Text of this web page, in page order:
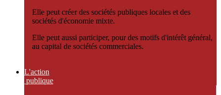
Elle peut créer des sociétés publiques locales et des
sociétés d'économie mixte.
Elle peut aussi participer, pour des motifs d'intérêt général,
au capital de sociétés commerciales.
L'action
publique